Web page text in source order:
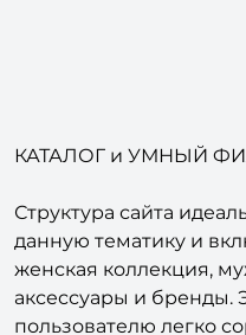
Структура сайта
данную тематику и
женская коллекция,